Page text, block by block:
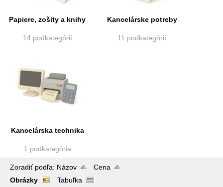
Papiere, zošity a knihy
14 podkategórií
Kancelárske potreby
11 podkategórií
Kancelárska technika
1 podkategória
Zoradiť podľa: Názov
Cena
Obrázky
Tabuľka